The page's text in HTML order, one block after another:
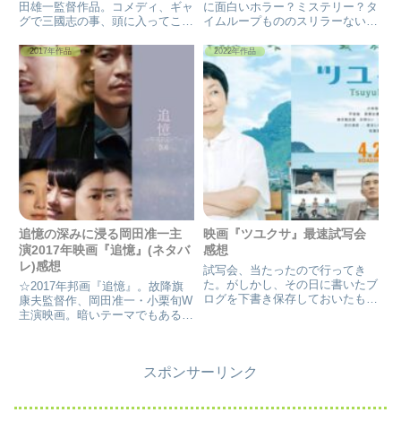
田雄一監督作品。コメディ、ギャ
グで三國志の事、頭に入ってこな
に面白いホラー？ミステリー？タ
イムループもののスリラーないで
報ですし、期待ですね〜！ あ
と、1、2の感想まとめも置いて
おきます。・『ハッピーデスデ
イ』感想(←happy ...
2017年作品
追憶の深みに浸る岡田准一主
演2017年映画『追憶』(ネタバ
レ)感想
☆2017年邦画『追憶』。故降旗
康夫監督作、岡田准一・小栗旬W
主演映画。暗いテーマでもある本
と推理要素も含む一作。誰が犯人
2022年作品
映画『ツユクサ』最速試写会
感想
試写会、当たったので行ってき
た。がしかし、その日に書いたブ
ログを下書き保存しておいたもの
たにしてもらったのだが。見れ...
スポンサーリンク